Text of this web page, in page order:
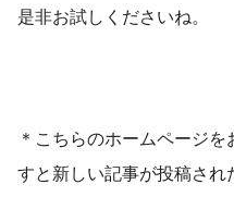
是非お試しくださいね。
＊こちらのホームページ
すと新しい記事が投稿され